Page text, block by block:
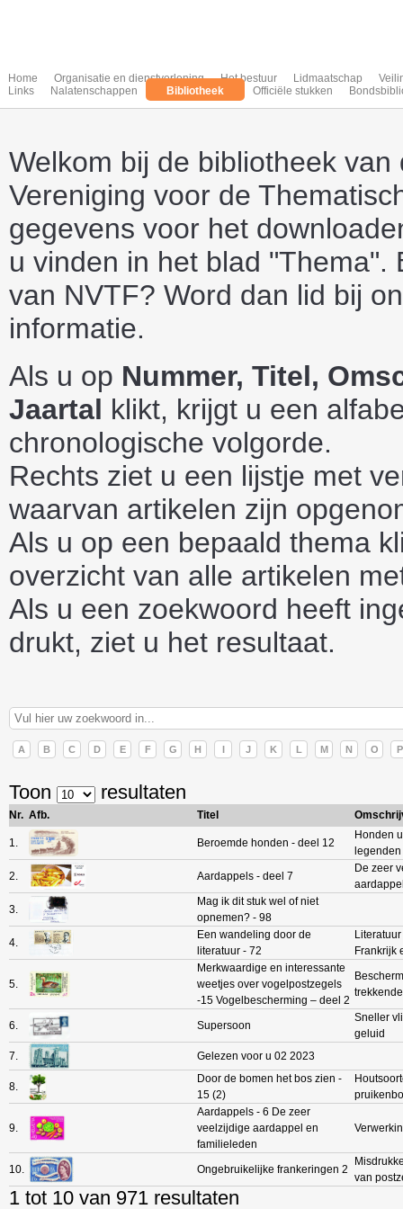
Home Organisatie en dienstverlening Het bestuur Lidmaatschap
Links
Nalatenschappen Bibliotheek Officiële stukken
Welkom bij de bibliotheek van
Vereniging voor de
gegevens voor het
u vinden in het blad "Thema".
van NVTF? Word dan lid bij
informatie.
Als u op Nummer, Titel,
Jaartal klikt, krijgt u een
chronologische volgorde.
Rechts ziet u een lijstje met
waarvan artikelen zijn
Als u op een bepaald thema
overzicht van alle artikelen
Als u een zoekwoord heeft
drukt, ziet u het resultaat.
A B C D E F G H I J K L M N O P
Toon resultaten
Nr. Afb. Titel
1. Beroemde honden - deel 12
Honden
2.
Aardappels - deel 7
De zeer
3.
Mag ik dit stuk wel of niet
opnemen? - 98
4.
Een wandeling door de
literatuur - 72
Frankrijk
5.
Merkwaardige en interessante
weetjes over vogelpostzegels
-15 Vogelbescherming – deel 2
6. Supersoon
Sneller
geluid
7.
Gelezen voor u 02 2023
8.
Door de bomen het bos zien -
15 (2)
9.
Aardappels - 6 De zeer
veelzijdige aardappel en
familieleden
10. Ongebruikelijke frankeringen 2
van
1 tot 10 van 971 resultaten